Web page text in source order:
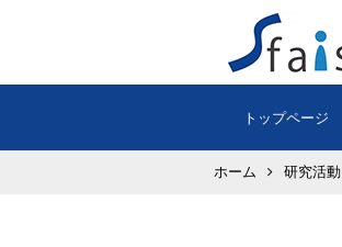
トップページ
ホーム 研究活動